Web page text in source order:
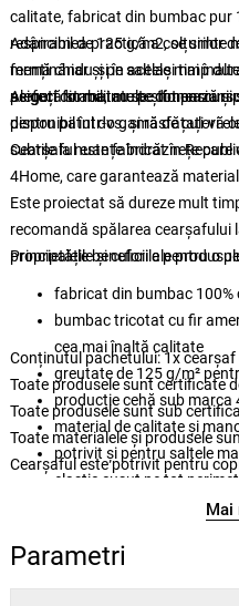
calitate, fabricat din bumbac pur
respirabil de 125 g/m2, se simte
menținându-și în același timp
perfect forma, nu se șifonează
Adâncimea practică a colțurilor
fermă chiar și pe saltele mai
asigură stabilitate pe tot
disponibil într-o gamă de culori
subtile la nuanțe îndrăznețe care
Alegeți din mai multe dimensiuni
pentru patul dvs. și răsfățați-vă
Cearșaful este fabricat în
4Home, care garantează
Este proiectat să dureze mult
recomandă spălarea cearșafului
proprietățile și culorile pentru o
Principalele beneficii ale
fabricat din bumbac 100%
bumbac tricotat cu fir
cea mai înaltă calitate
greutate de 125 g/m²
producție cehă sub marca
material de calitate și
potrivit și pentru saltele
elastic cusut pe tot
elasticul este CERTIFICAT
potrivit pentru uscarea cu
culori subtile și elegante
Conținutul pachetului: 1x cearșaf
Toate produsele sunt certificate
Toate produsele sunt sub
Toate materialele și produsele
Cearșaful este potrivit pentru
Mai
Parametri